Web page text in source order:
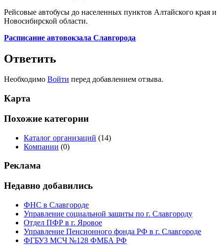
Рейсовые автобусы до населенных пунктов Алтайского края и
Новосибирской области.
Расписание автовокзала Славгорода
Ответить
Необходимо Войти перед добавлением отзыва.
Карта
Похожие категории
Каталог организаций (14)
Компании (0)
Реклама
Недавно добавились
ФНС в Славгороде
Управление социальной защиты по г. Славгороду
Отдел ПФР в г. Яровое
Управление Пенсионного фонда РФ в г. Славгороде
ФГБУЗ МСЧ №128 ФМБА РФ